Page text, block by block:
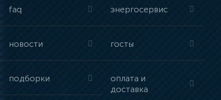
faq энергосервис
новости госты
подборки
оплата и
доставка